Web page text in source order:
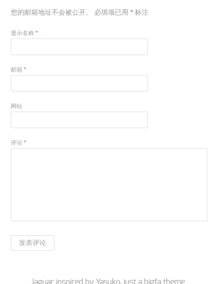
您的邮箱地址不会被公开。 必填项已用* 标注
显示名称*
邮箱*
网站
评论*
Jaguar inspired by Yasuko, just a bigfa theme.